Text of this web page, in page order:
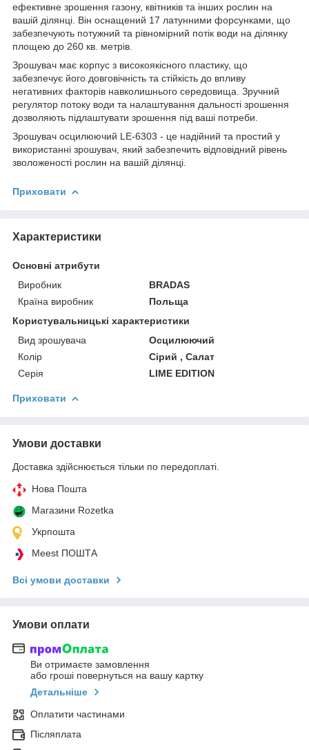
ефективне зрошення газону, квітників та інших рослин на
вашій ділянці. Він оснащений 17 латунними форсунками, що
забезпечують потужний та рівномірний потік води на ділянку
площею до 260 кв. метрів.
Зрошувач має корпус з високоякісного пластику, що
забезпечує його довговічність та стійкість до впливу
негативних факторів навколишнього середовища. Зручний
регулятор потоку води та налаштування дальності зрошення
дозволяють підлаштувати зрошення під ваші потреби.
Зрошувач осцилюючий LE-6303 - це надійний та простий у
використанні зрошувач, який забезпечить відповідний рівень
зволоженості рослин на вашій ділянці.
Приховати
Характеристики
Основні атрибути
Виробник
BRADAS
Країна виробник
Польща
Користувальницькі характеристики
Вид зрошувача
Осцилюючий
Колір
Сірий , Салат
Серія
LIME EDITION
Приховати
Умови доставки
Доставка здійснюється тільки по передоплаті.
Нова Пошта
Магазини Rozetka
Укрпошта
Meest ПОШТА
Всі умови доставки
Умови оплати
Ви отримаєте замовлення
або гроші повернуться на вашу картку
Детальніше
Оплатити частинами
Післяплата